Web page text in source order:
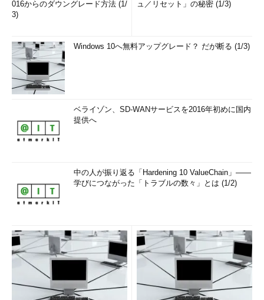
016からのダウングレード方法 (1/
3)
ュ／リセット」の秘密 (1/3)
Windows 10へ無料アップグレード？ だが断る (1/3)
ベライゾン、SD-WANサービスを2016年初めに国内
提供へ
中の人が振り返る「Hardening 10 ValueChain」――
学びにつながった「トラブルの数々」とは (1/2)